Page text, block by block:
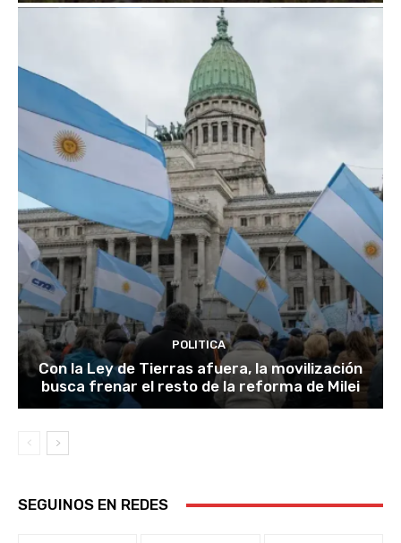
POLITICA
Con la Ley de Tierras afuera, la movilización
busca frenar el resto de la reforma de Milei
SEGUINOS EN REDES